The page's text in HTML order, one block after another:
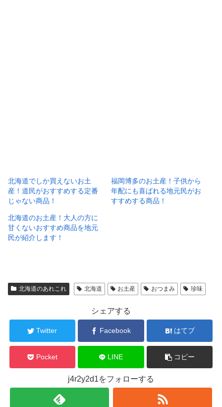
北海道でしか買えないお土
産！道民がおすすめする定番
じゃない商品！
福岡博多のお土産！子供から
年配にも喜ばれる地元民がお
すすめする商品！
北海道のお土産！大人の方に
甘くないおすすめ商品を地元
民が紹介します！
北海道のあれこれ 北海道 お土産 おつまみ 珍味
シェアする
Twitter Facebook はてブ
Pocket LINE コピー
j4r2y2d1をフォローする